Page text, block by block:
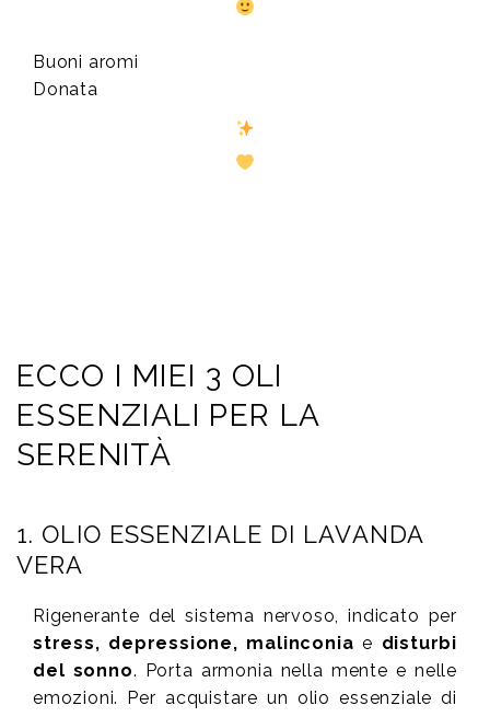
Buoni aromi
Donata
ECCO I MIEI 3 OLI
ESSENZIALI PER LA
SERENITÀ
1. OLIO ESSENZIALE DI LAVANDA
VERA
Rigenerante del sistema nervoso, indicato per
stress, depressione, malinconia e disturbi
del sonno. Porta armonia nella mente e nelle
emozioni. Per acquistare un olio essenziale di